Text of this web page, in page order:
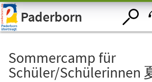
Visuelle
Assistenzsoftware
öffnen.Paderborn
Sommercamp für
Schüler/Schülerinnen